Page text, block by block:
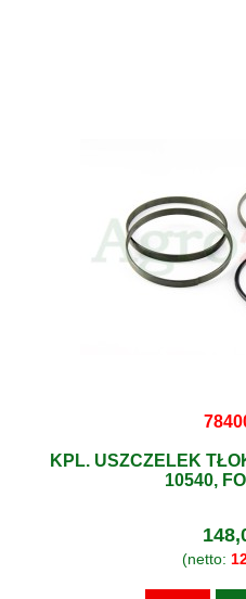
KPL. USZCZELEK
10540,
(netto: